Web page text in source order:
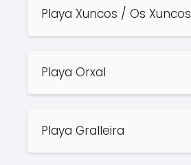
Playa Xuncos / Os Xuncos
Playa Orxal
Playa Gralleira